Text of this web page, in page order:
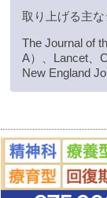
取り上げる主な
The Journal of
A）、Lancet、
New England